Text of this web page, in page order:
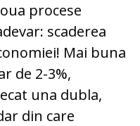
procese
scaderea
Mai buna
de 2-3%,
una dubla,
din care